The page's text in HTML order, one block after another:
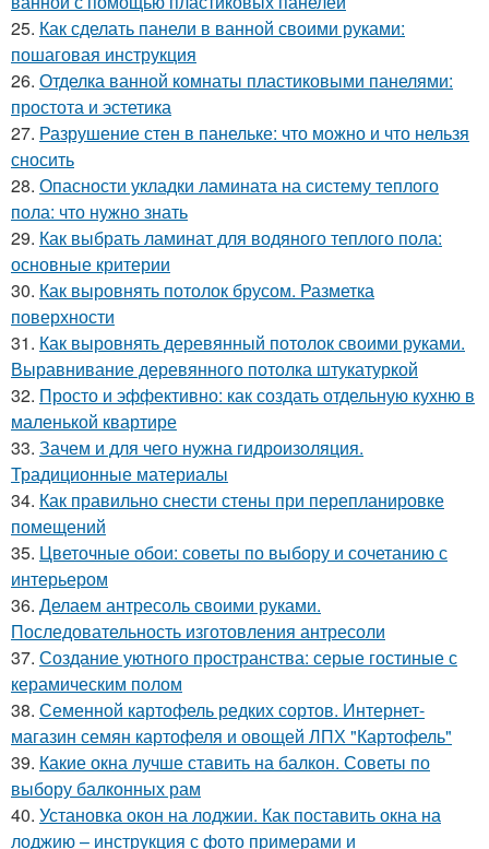
25. Как сделать панели в ванной своими руками:
пошаговая инструкция
26. Отделка ванной комнаты пластиковыми панелями:
простота и эстетика
27. Разрушение стен в панельке: что можно и что нельзя
сносить
28. Опасности укладки ламината на систему теплого
пола: что нужно знать
29. Как выбрать ламинат для водяного теплого пола:
основные критерии
30. Как выровнять потолок брусом. Разметка
поверхности
31. Как выровнять деревянный потолок своими руками.
Выравнивание деревянного потолка штукатуркой
32. Просто и эффективно: как создать отдельную кухню в
маленькой квартире
33. Зачем и для чего нужна гидроизоляция.
Традиционные материалы
34. Как правильно снести стены при перепланировке
помещений
35. Цветочные обои: советы по выбору и сочетанию с
интерьером
36. Делаем антресоль своими руками.
Последовательность изготовления антресоли
37. Создание уютного пространства: серые гостиные с
керамическим полом
38. Семенной картофель редких сортов. Интернет-
магазин семян картофеля и овощей ЛПХ "Картофель"
39. Какие окна лучше ставить на балкон. Советы по
выбору балконных рам
40. Установка окон на лоджии. Как поставить окна на
лоджию – инструкция с фото примерами и